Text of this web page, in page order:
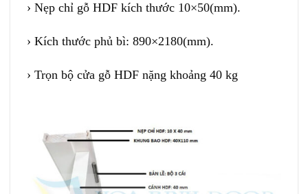
› Nẹp chỉ gỗ HDF kích thước 10×50(mm).
› Kích thước phủ bì: 890×2180(mm).
› Trọn bộ cửa gỗ HDF nặng khoảng 40 kg